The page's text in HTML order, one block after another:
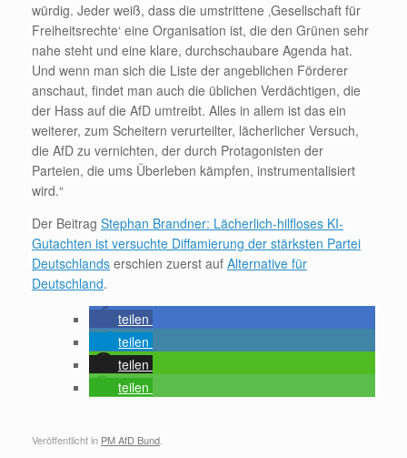
würdig. Jeder weiß, dass die umstrittene ‚Gesellschaft für
Freiheitsrechte‘ eine Organisation ist, die den Grünen sehr
nahe steht und eine klare, durchschaubare Agenda hat.
Und wenn man sich die Liste der angeblichen Förderer
anschaut, findet man auch die üblichen Verdächtigen, die
der Hass auf die AfD umtreibt. Alles in allem ist das ein
weiterer, zum Scheitern verurteilter, lächerlicher Versuch,
die AfD zu vernichten, der durch Protagonisten der
Parteien, die ums Überleben kämpfen, instrumentalisiert
wird.“
Der Beitrag Stephan Brandner: Lächerlich-hilfloses KI-
Gutachten ist versuchte Diffamierung der stärksten Partei
Deutschlands erschien zuerst auf Alternative für
Deutschland.
teilen
teilen
teilen
teilen
Veröffentlicht in PM AfD Bund